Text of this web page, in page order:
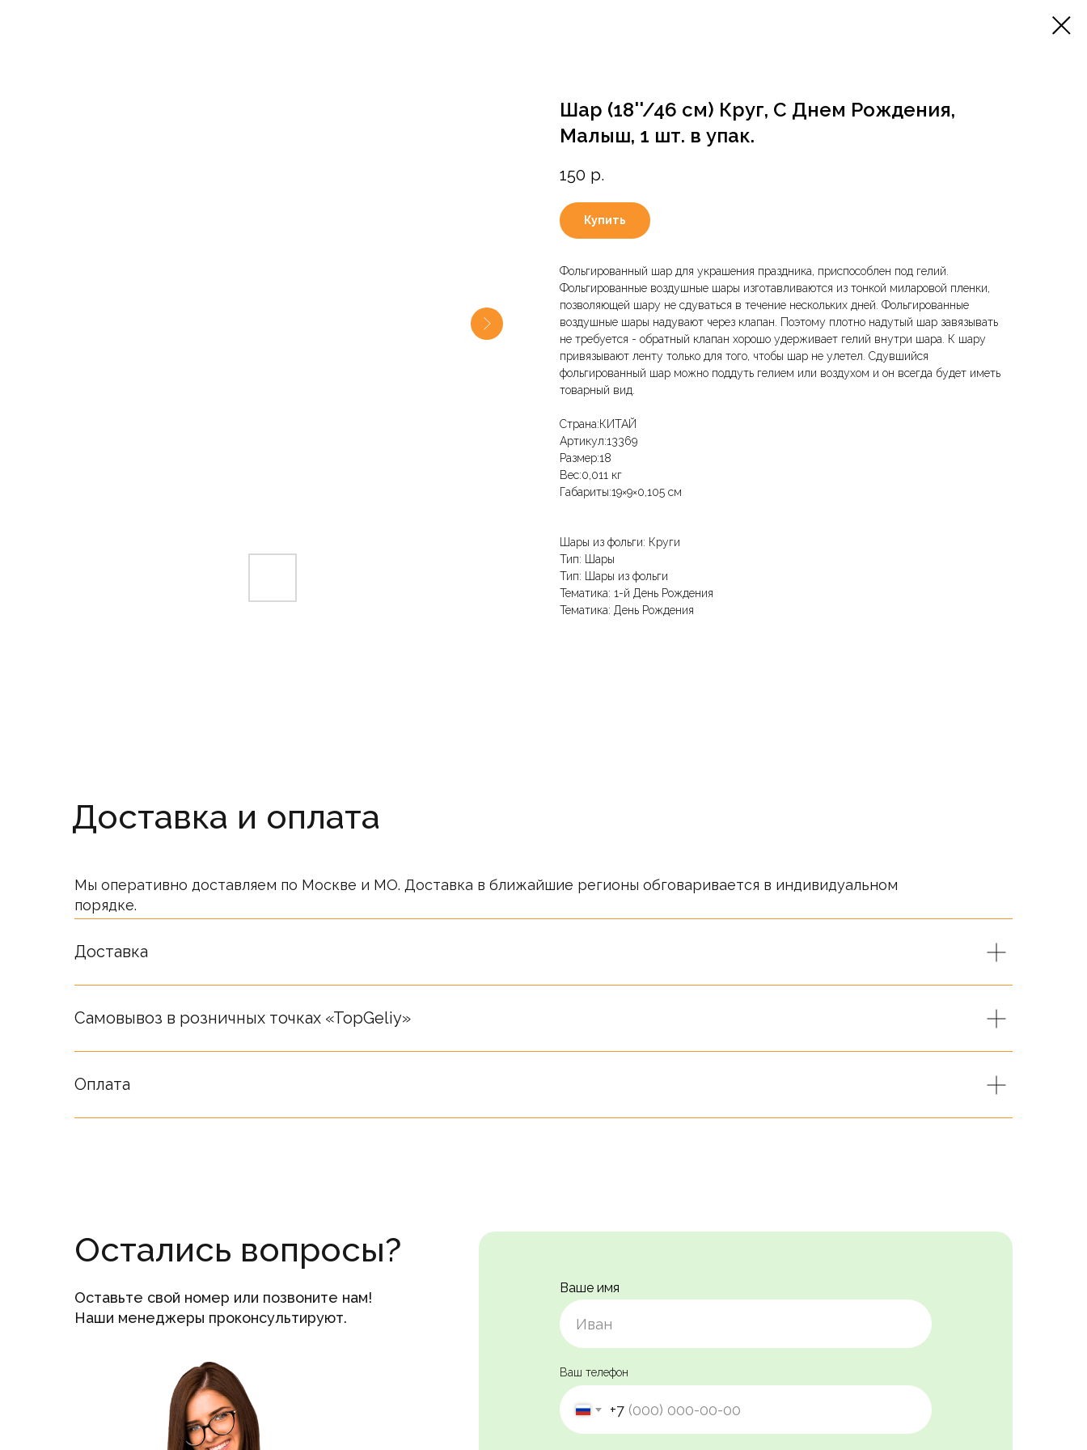
Шар (18''/46 см) Круг, С Днем Рождения,
Малыш, 1 шт. в упак.
150 р.
Купить
Фольгированный шар для украшения праздника, приспособлен под гелий.
Фольгированные воздушные шары изготавливаются из тонкой миларовой пленки,
позволяющей шару не сдуваться в течение нескольких дней. Фольгированные
воздушные шары надувают через клапан. Поэтому плотно надутый шар завязывать
не требуется - обратный клапан хорошо удерживает гелий внутри шара. К шару
привязывают ленту только для того, чтобы шар не улетел. Сдувшийся
фольгированный шар можно поддуть гелием или воздухом и он всегда будет иметь
товарный вид.
Страна:КИТАЙ
Артикул:13369
Размер:18
Вес:0,011 кг
Габариты:19×9×0,105 см
Шары из фольги: Круги
Тип: Шары
Тип: Шары из фольги
Тематика: 1-й День Рождения
Тематика: День Рождения
Доставка и оплата
Мы оперативно доставляем по Москве и МО. Доставка в ближайшие регионы обговаривается в индивидуальном
порядке.
Окончательная стоимость определяется после подтверждения менеджерами компании.
Доставка
Самовывоз в розничных точках «TopGeliy»
Оплата
Остались вопросы?
Оставьте свой номер или позвоните нам!
Наши менеджеры проконсультируют.
Ваше имя
Ваш телефон
+7